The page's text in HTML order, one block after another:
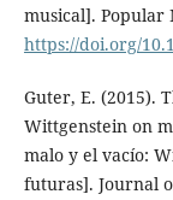
musical]. Popular
https://doi.org/
Guter, E. (2015).
Wittgenstein on
malo y el vacío:
futuras]. Journal